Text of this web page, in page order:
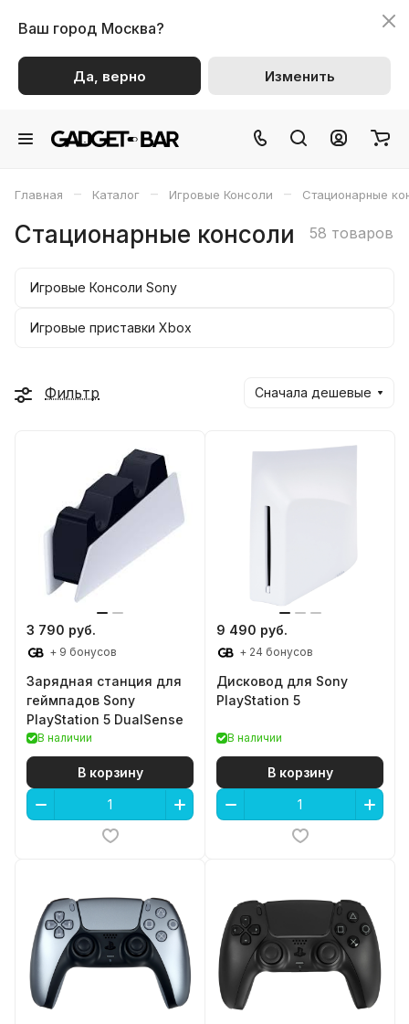
Ваш город Москва?
Да, верно Изменить
Главная – Каталог – Игровые Консоли – Стационарные
Стационарные консоли 58 товаров
Игровые Консоли Sony
Игровые приставки Xbox
Фильтр Сначала дешевые
3 790 руб.
+ 9 бонусов
Зарядная станция для
геймпадов Sony
PlayStation 5 DualSense
В наличии
В корзину
9 490 руб.
+ 24 бонусов
Дисковод для Sony
PlayStation 5
В наличии
В корзину